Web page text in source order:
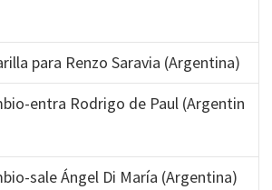
para Renzo Saravia (Argentina)
entra Rodrigo de Paul (Argentin
sale Ángel Di María (Argentina)